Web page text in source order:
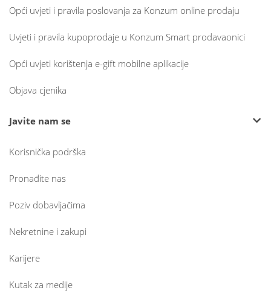
Opći uvjeti i pravila poslovanja za Konzum online prodaju
Uvjeti i pravila kupoprodaje u Konzum Smart prodavaonici
Opći uvjeti korištenja e-gift mobilne aplikacije
Objava cjenika
Javite nam se
Korisnička podrška
Pronađite nas
Poziv dobavljačima
Nekretnine i zakupi
Karijere
Kutak za medije